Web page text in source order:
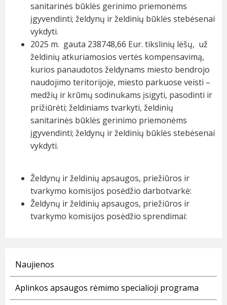
sanitarinės būklės gerinimo priemonėms
įgyvendinti; želdynų ir želdinių būklės stebėsenai
vykdyti.
2025 m. gauta 238748,66 Eur. tikslinių lėšų, už
želdinių atkuriamosios vertės kompensavimą,
kurios panaudotos želdynams miesto bendrojo
naudojimo teritorijoje, miesto parkuose veisti –
medžių ir krūmų sodinukams įsigyti, pasodinti ir
prižiūrėti; želdiniams tvarkyti, želdinių
sanitarinės būklės gerinimo priemonėms
įgyvendinti; želdynų ir želdinių būklės stebėsenai
vykdyti.
Želdynų ir želdinių apsaugos, priežiūros ir
tvarkymo komisijos posėdžio darbotvarkė:
Želdynų ir želdinių apsaugos, priežiūros ir
tvarkymo komisijos posėdžio sprendimai:
Naujienos
Aplinkos apsaugos rėmimo specialioji programa